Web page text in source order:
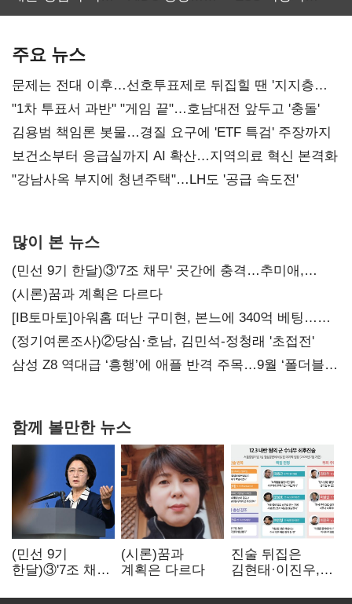
주요 뉴스
문제는 전대 이후…선호투표제로 뒤집힐 땐 '지지층
불복'
"1차 투표서 과반" "게임 끝"…호남대전 앞두고 '충돌'
김용범 책임론 봇물…경질 요구에 'ETF 특검' 주장까지
보건소부터 응급실까지 AI 확산…지역의료 혁신 본격화
"강남사옥 부지에 청년주택"…LH도 '공급 속도전'
많이 본 뉴스
(민선 9기 한달)③'7조 채무' 곳간에 충격…추미애,
20년만에 '비상재정' 선언 승부수
(시론)꿈과 계획은 다르다
[IB토마토]아워홈 떠난 구미현, 본느에 340억 베팅…
가족 지배체제 구축
(정기여론조사)②당심·호남, 김민석-정청래 '초접전'
삼성 Z8 역대급 ‘흥행’에 애플 반격 주목…9월 ‘폴더블
함께 볼만한 뉴스
(민선 9기
한달)③'7조 채무'
(시론)꿈과
계획은 다르다
진술 뒤집은
김현태·이진우,